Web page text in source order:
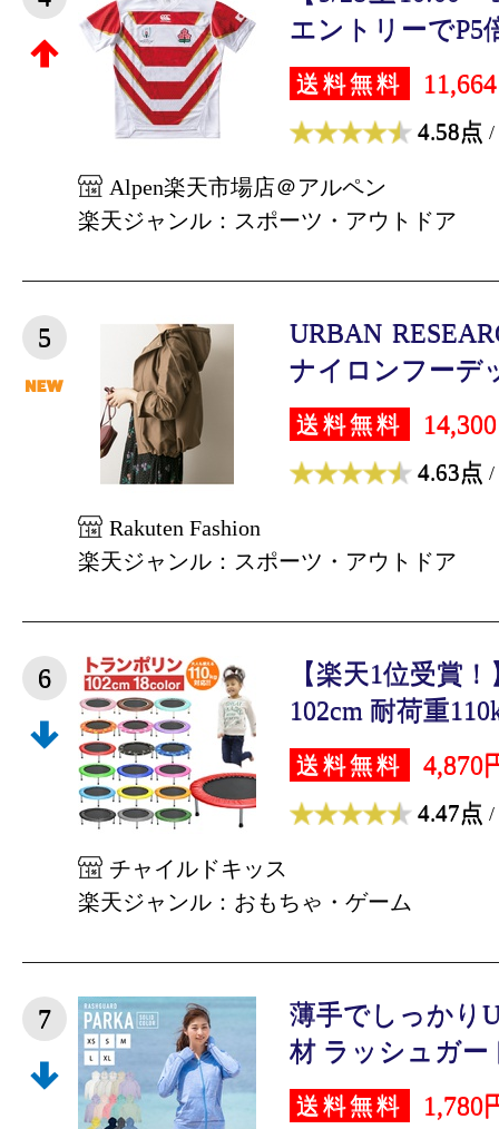
エントリーでP5
送料無料
4.58点 /
Alpen楽天市場店＠アルペン
楽天ジャンル：スポーツ・アウトドア
5
URBAN
ナイロンフーデ
送料無料
4.63点 /
Rakuten Fashion
楽天ジャンル：スポーツ・アウトドア
6
【楽天1位受賞
102cm 耐荷重
送料無料 4,870
4.47点 /
チャイルドキッス
楽天ジャンル：おもちゃ・ゲーム
7
薄手でしっかり
材 ラッシュガー
送料無料 1,780